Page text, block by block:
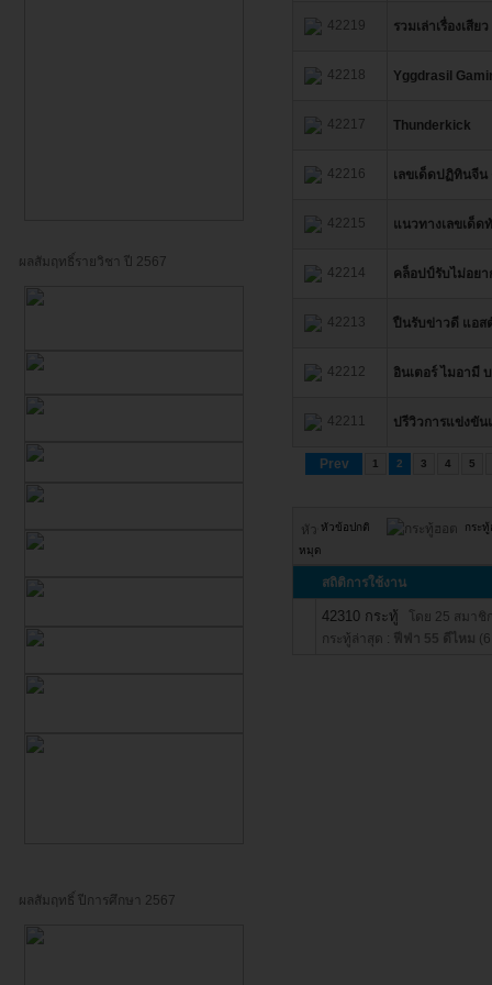
ผลสัมฤทธิ์รายวิชา ปี 2567
ผลสัมฤทธิ์ ปีการศึกษา 2567
42219 รวมเล่าเรื่องเสียว
42218 Yggdrasil
42217 Thunderkick
42216 เลขเด็ดปฏิทินจีน
42215 แนวทางเลขเด็ด
42214 คล็อปป์รับไม่อยา
42213 ปืนรับข่าวดี แอส
42212 อินเตอร์ ไมอามี
42211 ปรีวิวการแข่งขัน
Prev 1 2 3 4 5
หัวข้อปกติ
กระ
หมุด
สถิติการใช้งาน
42310 กระทู้ โดย 25 สมา
กระทู้ล่าสุด : ฟีฟ่า 55 ดีไหม